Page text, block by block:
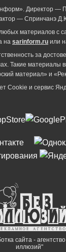
Директор —
— Спринчанэ
материалов с
на sarinform.ru или
за
Такие материалы
материал» и
Cookie и сервиc
сайта -
иллюзий"